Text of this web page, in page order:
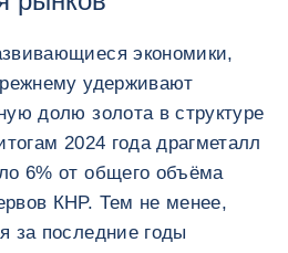
экономики,
удерживают
долю золота в структуре
2024 года драгметалл
6% от общего объёма
КНР. Тем не менее,
за последние годы